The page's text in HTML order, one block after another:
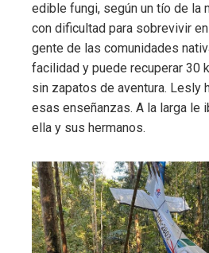
edible fungi, según un tío de la
con dificultad para sobrevivir
gente de las comunidades
facilidad y puede recuperar 30
sin zapatos de aventura. Lesly
esas enseñanzas. A la larga le
ella y sus hermanos.